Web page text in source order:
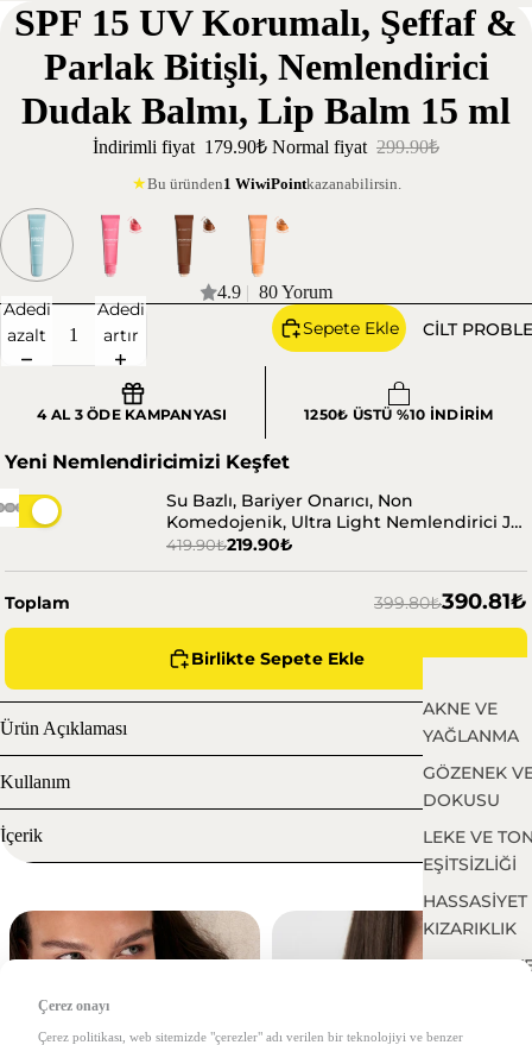
CİLT
AKNE VE
YAĞLANMA
GÖZENEK
DOKUSU
LEKE VE
EŞİTSİZLİĞİ
HASSASİYET
KIZARIKLIK
KURULUK
VÜCUT CİLT
SPF 15 UV Korumalı, Şeffaf &
Parlak Bitişli, Nemlendirici
Dudak Balmı, Lip Balm 15 ml
İndirimli fiyat 179.90₺ Normal fiyat 299.90₺
★Bu üründen1 WiwiPointkazanabilirsin.
4.9 | 80 Yorum
Adedi
azalt
Adedi
artır
Sepete Ekle
4 AL 3 ÖDE KAMPANYASI 1250₺ ÜSTÜ %10 İNDİRİM
Yeni Nemlendiricimizi Keşfet
Su Bazlı, Bariyer Onarıcı, Non
Komedojenik, Ultra Light Nemlendirici Jel
Krem 100 ml
419.90₺219.90₺
Toplam 399.80₺390.81₺
Birlikte Sepete Ekle
Ürün Açıklaması
Kullanım
İçerik
Çerez onayı
Çerez politikası, web sitemizde "çerezler" adı verilen bir teknolojiyi ve benzer